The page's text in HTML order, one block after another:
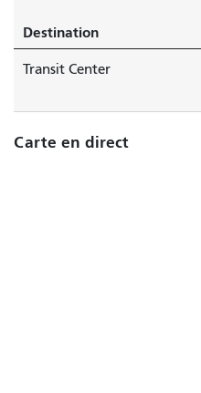
Destination
Transit Center
Carte en direct